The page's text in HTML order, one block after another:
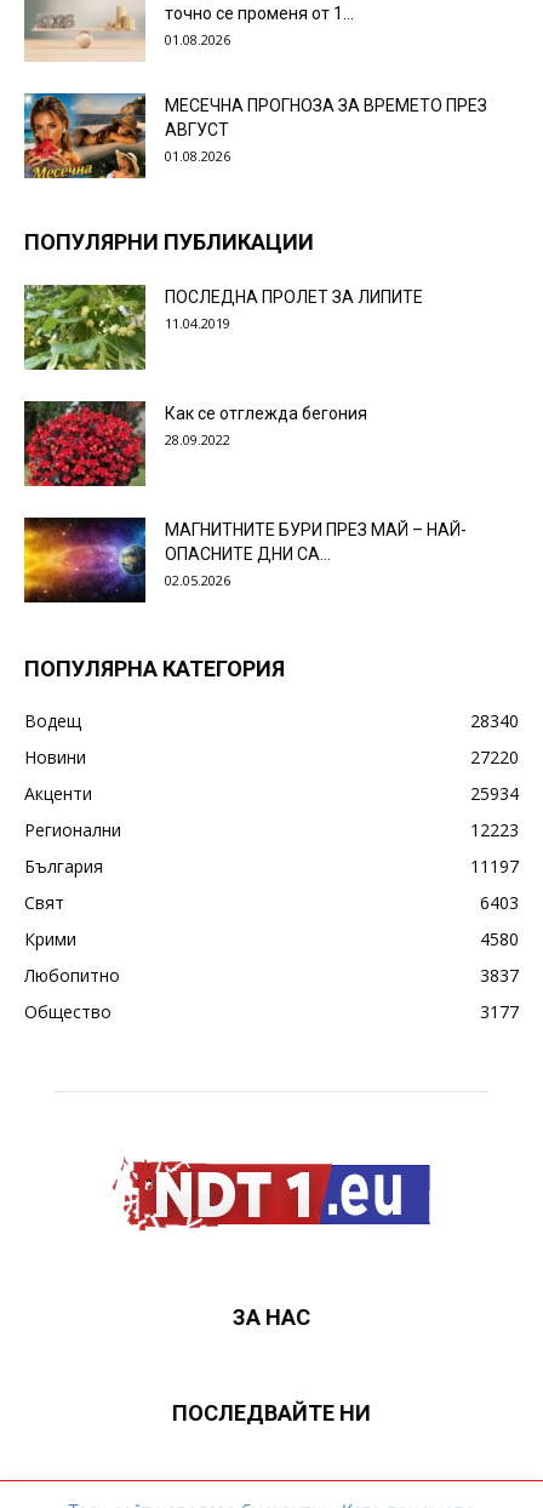
точно се променя от 1...
01.08.2026
МЕСЕЧНА ПРОГНОЗА ЗА ВРЕМЕТО ПРЕЗ
АВГУСТ
01.08.2026
ПОПУЛЯРНИ ПУБЛИКАЦИИ
ПОСЛЕДНА ПРОЛЕТ ЗА ЛИПИТЕ
11.04.2019
Как се отглежда бегония
28.09.2022
МАГНИТНИТЕ БУРИ ПРЕЗ МАЙ – НАЙ-
ОПАСНИТЕ ДНИ СА…
02.05.2026
ПОПУЛЯРНА КАТЕГОРИЯ
Водещ
28340
Новини
27220
Акценти
25934
Регионални
12223
България
11197
Свят
6403
Крими
4580
Любопитно
3837
Общество
3177
ЗА НАС
ПОСЛЕДВАЙТЕ НИ